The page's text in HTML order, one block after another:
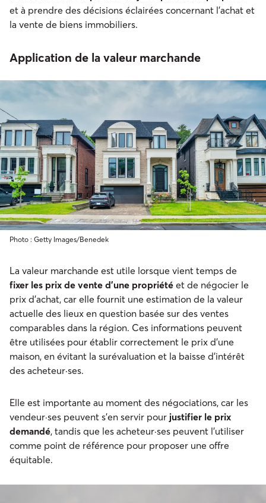
et à prendre des décisions éclairées concernant l'achat et
la vente de biens immobiliers.
Application de la valeur marchande
Photo : Getty Images/Benedek
La valeur marchande est utile lorsque vient temps de
fixer les prix de vente d’une propriété et de négocier le
prix d’achat, car elle fournit une estimation de la valeur
actuelle des lieux en question basée sur des ventes
comparables dans la région. Ces informations peuvent
être utilisées pour établir correctement le prix d'une
maison, en évitant la surévaluation et la baisse d’intérêt
des acheteur·ses.
Elle est importante au moment des négociations, car les
vendeur·ses peuvent s’en servir pour justifier le prix
demandé, tandis que les acheteur·ses peuvent l’utiliser
comme point de référence pour proposer une offre
équitable.